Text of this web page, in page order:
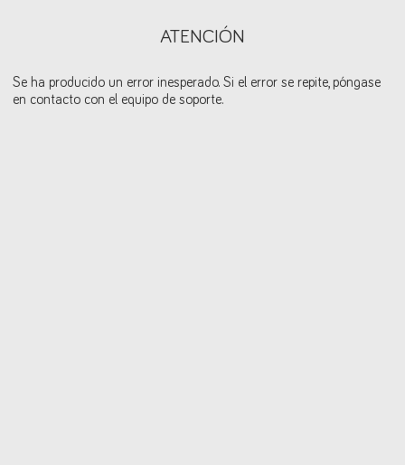
ATENCIÓN
Se ha producido un error inesperado. Si el error se repite, póngase
en contacto con el equipo de soporte.